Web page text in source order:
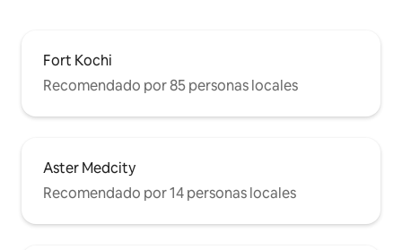
Fort Kochi
Recomendado por 85 personas locales
Aster Medcity
Recomendado por 14 personas locales